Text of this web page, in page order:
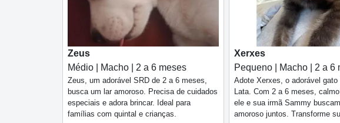
Zeus
Médio | Macho | 2 a 6 meses
Zeus, um adorável SRD de 2 a 6 meses,
busca um lar amoroso. Precisa de cuidados
especiais e adora brincar. Ideal para
famílias com quintal e crianças.
Xerxes
Pequeno | Macho | 2 a 6
Adote Xerxes, o adorável gato
Lata. Com 2 a 6 meses, calmo
ele e sua irmã Sammy
amoroso juntos. Transforme